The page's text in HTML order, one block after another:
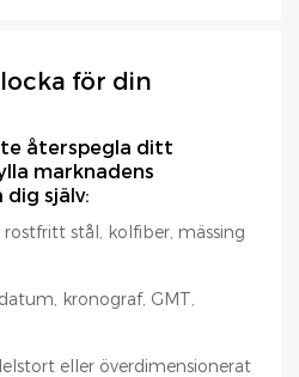
för din
återspegla ditt
marknadens
själv:
stål, kolfiber, mässing
kronograf, GMT,
eller överdimensionerat